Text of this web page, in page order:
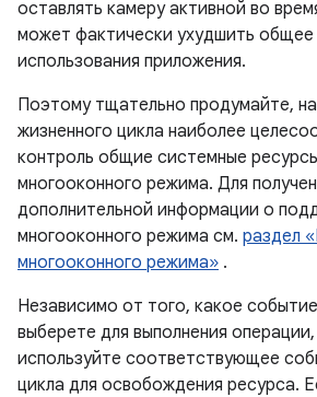
оставлять камеру активной во
может фактически ухудшить общее
использования приложения.
Поэтому тщательно продумайте,
жизненного цикла наиболее
контроль общие системные
многооконного режима. Для
дополнительной информации о
многооконного режима см. раздел
многооконного режима» .
Независимо от того, какое
выберете для выполнения
используйте соответствующее
цикла для освобождения ресурса.